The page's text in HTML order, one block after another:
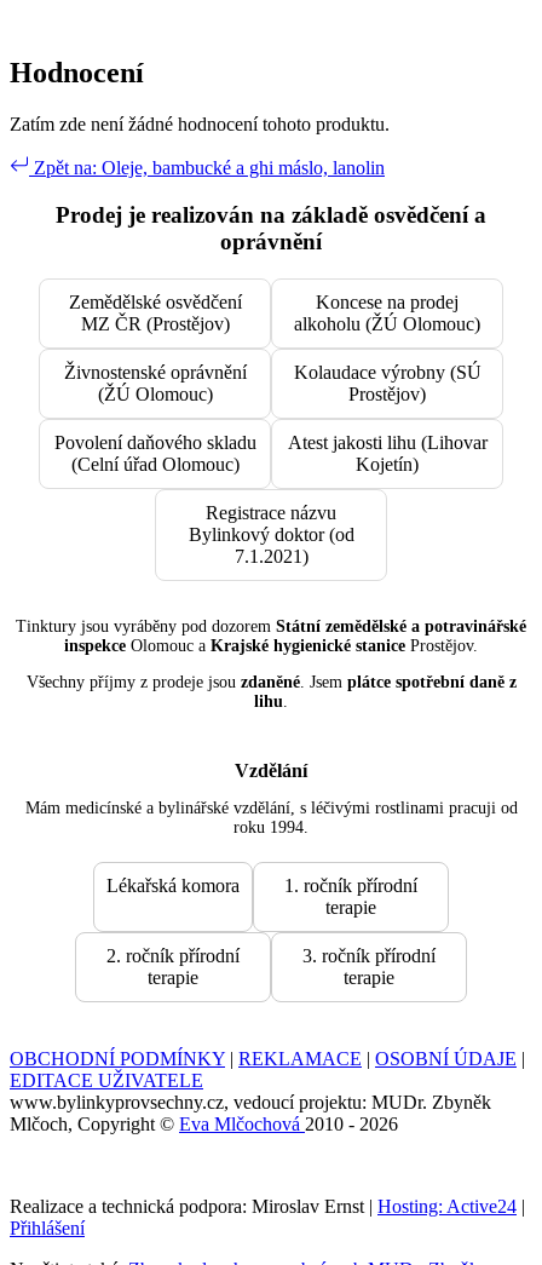
Hodnocení
Zatím zde není žádné hodnocení tohoto produktu.
Zpět na: Oleje, bambucké a ghi máslo, lanolin
Prodej je realizován na základě osvědčení a
oprávnění
Zemědělské osvědčení
MZ ČR (Prostějov)
Koncese na prodej
alkoholu (ŽÚ Olomouc)
Živnostenské oprávnění
(ŽÚ Olomouc)
Kolaudace výrobny (SÚ
Prostějov)
Povolení daňového skladu
(Celní úřad Olomouc)
Atest jakosti lihu (Lihovar
Kojetín)
Registrace názvu
Bylinkový doktor (od
7.1.2021)
Tinktury jsou vyráběny pod dozorem Státní zemědělské a potravinářské
inspekce Olomouc a Krajské hygienické stanice Prostějov.
Všechny příjmy z prodeje jsou zdaněné. Jsem plátce spotřební daně z
lihu
Vzdělání
Mám medicínské a bylinářské vzdělání, s léčivými rostlinami pracuji od
roku 1994.
Lékařská komora
1. ročník přírodní
terapie
2. ročník přírodní
terapie
3. ročník přírodní
terapie
OBCHODNÍ PODMÍNKY | REKLAMACE | OSOBNÍ ÚDAJE |
EDITACE UŽIVATELE
www.bylinkyprovsechny.cz, vedoucí projektu: MUDr. Zbyněk
Mlčoch, Copyright © Eva Mlčochová 2010 - 2026
Realizace a technická podpora: Miroslav Ernst | Hosting: Active24 |
Přihlášení